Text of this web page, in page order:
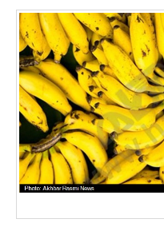
بانک، بیمه و سرمایه
مسکن و ساختمان